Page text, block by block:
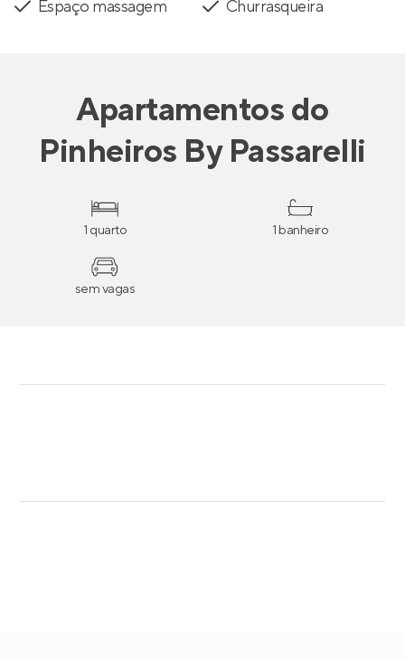
Espaço massagem
Churrasqueira
Apartamentosdo
Pinheiros By Passarelli
1 quarto 1 banheiro
sem vagas